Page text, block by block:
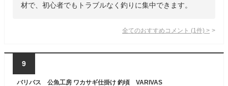
材で、初心者でもトラブルなく釣りに集中できます。
全てのおすすめコメント (1 件) >
9
バリバス 公魚工房 ワカサギ仕掛け 釣頃 VARIVAS